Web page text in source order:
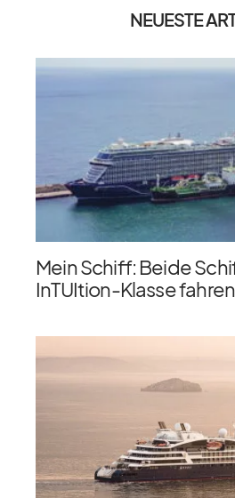
NEUESTE
Mein Schiff: Beide
InTUItion-Klasse